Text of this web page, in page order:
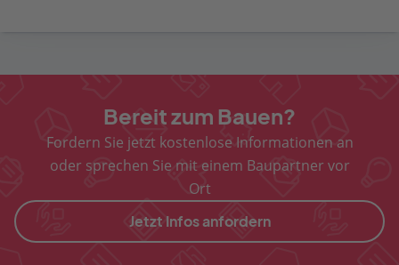
Bereit zum Bauen?
Fordern Sie jetzt kostenlose Informationen an
oder sprechen Sie mit einem Baupartner vor
Ort
Jetzt Infos anfordern